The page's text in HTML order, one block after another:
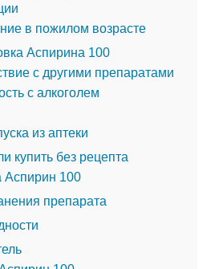
в пожилом возрасте
Аспирина 100
с другими препаратами
с алкоголем
из аптеки
купить без рецепта
Аспирин 100
препарата